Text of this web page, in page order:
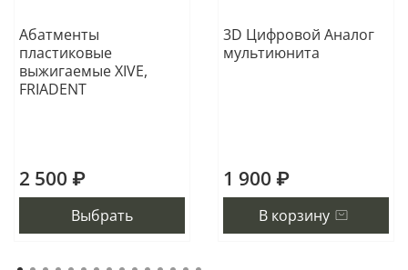
Абатменты
пластиковые
выжигаемые XIVE,
FRIADENT
2 500 ₽
Выбрать
3D Цифровой Аналог
мультиюнита
1 900 ₽
В корзину